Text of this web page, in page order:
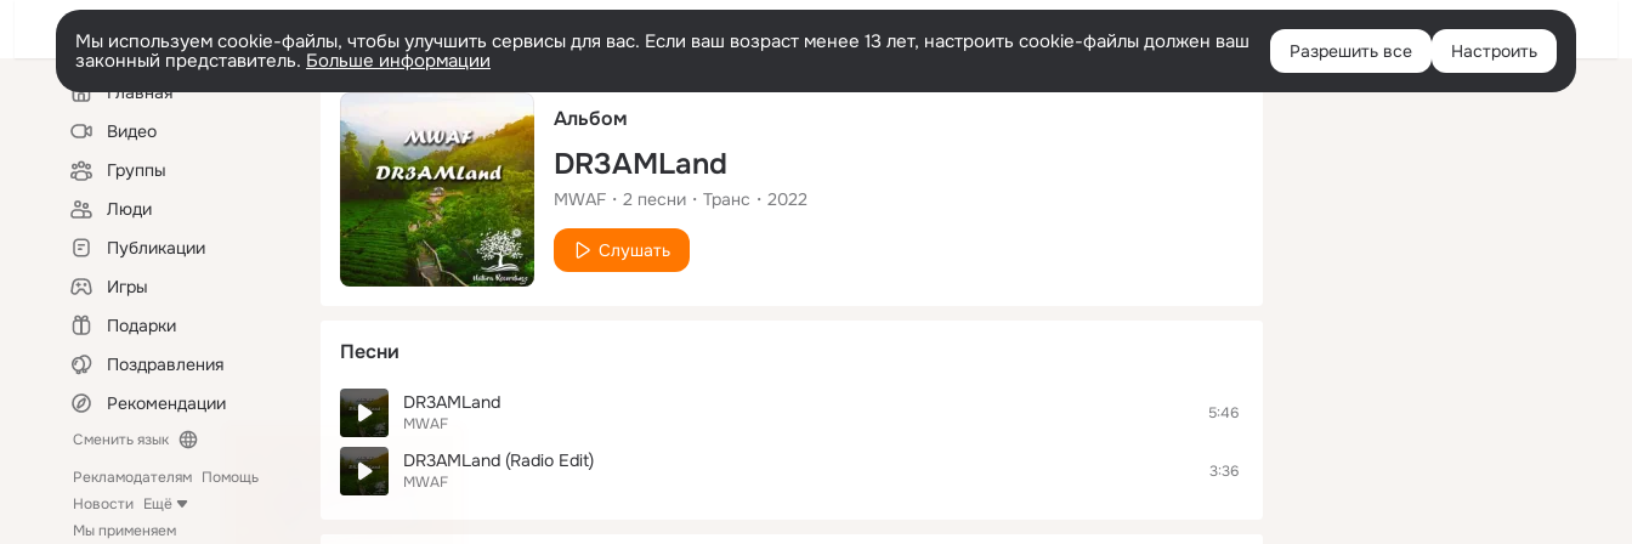
Русский Войти
Мы используем cookie-файлы, чтобы улучшить сервисы для вас. Если ваш возраст менее 13 лет, настроить cookie-файлы должен ваш
законный представитель. Больше информации Разрешить все Настроить
Левая
колонкаГлавная
Видео
Группы
Люди
Публикации
Игры
Подарки
Поздравления
Рекомендации
Сменить язык
Рекламодателям Помощь
Новости Ещё
Мы применяем
Альбом
DR3AMLand
MWAF 2 песни Транс 2022
Слушать
Песни
DR3AMLand
MWAF
5:46
DR3AMLand (Radio Edit)
MWAF
3:36